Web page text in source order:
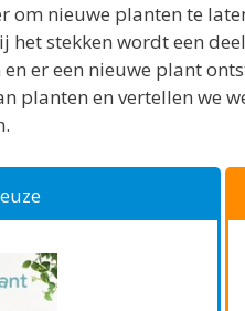
om nieuwe planten te
het stekken wordt een
er een nieuwe plant
planten en vertellen we